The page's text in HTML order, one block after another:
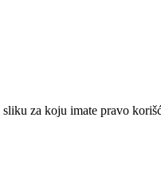
za koju imate pravo